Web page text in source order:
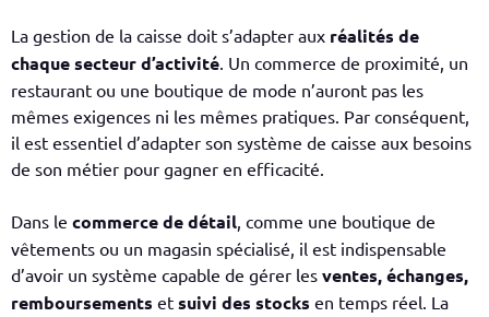
La gestion de la caisse doit s’adapter aux réalités de
chaque secteur d’activité. Un commerce de proximité, un
restaurant ou une boutique de mode n’auront pas les
mêmes exigences ni les mêmes pratiques. Par conséquent,
il est essentiel d’adapter son système de caisse aux besoins
de son métier pour gagner en efficacité.
Dans le commerce de détail, comme une boutique de
vêtements ou un magasin spécialisé, il est indispensable
d’avoir un système capable de gérer les ventes, échanges,
remboursements et suivi des stocks en temps réel. La